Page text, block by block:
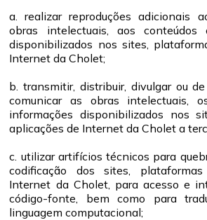
a. realizar reproduções adicionais
obras intelectuais, aos conteúdos
disponibilizados nos sites,
Internet da Cholet;
b. transmitir, distribuir, divulgar ou
comunicar as obras intelectuais,
informações disponibilizados nos
aplicações de Internet da Cholet a
c. utilizar artifícios técnicos para
codificação dos sites,
Internet da Cholet, para acesso e
código-fonte, bem como para
linguagem computacional;